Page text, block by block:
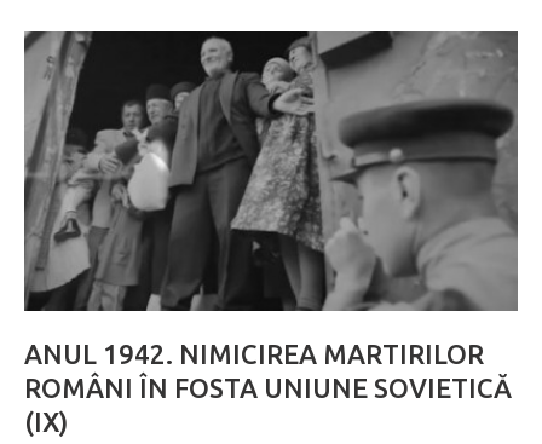
ANUL 1942. NIMICIREA MARTIRILOR
ROMÂNI ÎN FOSTA UNIUNE SOVIETICĂ
(IX)